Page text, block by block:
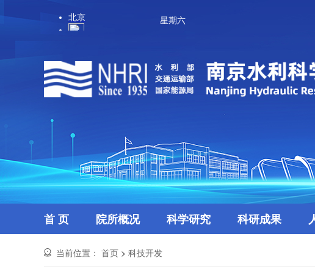
星期六
首 页 院所概况 科学研究 科研成果
当前位置： 首页 > 科技开发